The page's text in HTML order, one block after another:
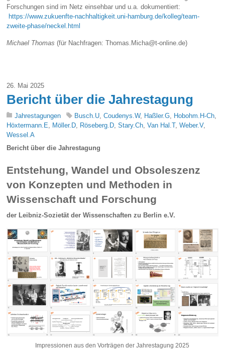
Forschungen sind im Netz einsehbar und u.a. dokumentiert:
https://www.zukuenfte-nachhaltigkeit.uni-hamburg.de/kolleg/team-
zweite-phase/neckel.html
Michael Thomas (für Nachfragen: Thomas.Micha@t-online.de)
26. Mai 2025
Bericht über die Jahrestagung
Jahrestagungen Busch.U ,Coudenys.W, Haßler.G Hobohm.H-Ch
Höxtermann.E
Möller.D Röseberg.D ,Stary.Ch ,Van Hal.T,Weber.V,
Wessel.A
Bericht über die Jahrestagung
Entstehung, Wandel und Obsoleszenz
von Konzepten und Methoden in
Wissenschaft und Forschung
der Leibniz-Sozietät der Wissenschaften zu Berlin e.V.
Impressionen aus den Vorträgen der Jahrestagung 2025